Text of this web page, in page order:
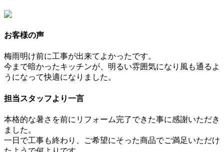
お客様の声
梅雨明け前に工事が出来てよかったです。
今まで暗かったキッチンが、明るい雰囲気になり風も通るよ
うになって快適になりました。
担当スタッフより一言
本格的な暑さを前にリフォーム完了できた事に感謝いただき
ました。
一日で工事も終わり、ご希望にそった商品でご満足いただけ